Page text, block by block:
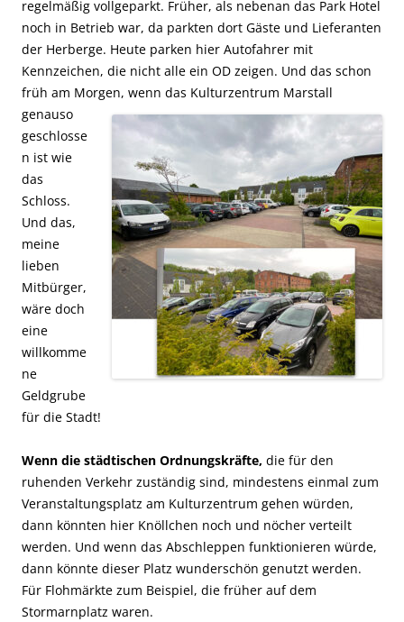
regelmäßig vollgeparkt. Früher, als nebenan das Park Hotel
noch in Betrieb war, da parkten dort Gäste und Lieferanten
der Herberge. Heute parken hier Autofahrer mit
Kennzeichen, die nicht alle ein OD zeigen. Und das schon
früh am Morgen, wenn das Kulturzentrum Marstall
genauso
geschlosse
n ist wie
das
Schloss.
Und das,
meine
lieben
Mitbürger,
wäre doch
eine
willkomme
ne
Geldgrube
für die Stadt!
Wenn die städtischen Ordnungskräfte, die für den
ruhenden Verkehr zuständig sind, mindestens einmal zum
Veranstaltungsplatz am Kulturzentrum gehen würden,
dann könnten hier Knöllchen noch und nöcher verteilt
werden. Und wenn das Abschleppen funktionieren würde,
dann könnte dieser Platz wunderschön genutzt werden.
Für Flohmärkte zum Beispiel, die früher auf dem
Stormarnplatz waren.